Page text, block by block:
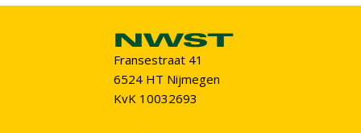
Fransestraat 41
6524 HT Nijmegen
KvK 10032693